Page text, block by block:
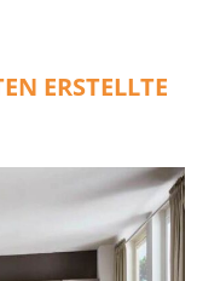
ERSTELLTE